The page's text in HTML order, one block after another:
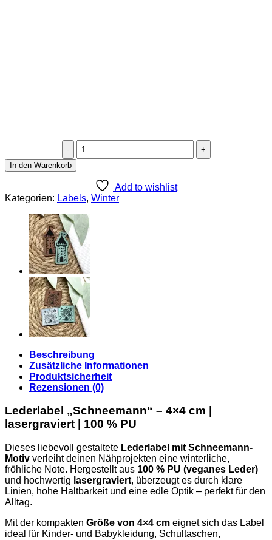
Lederlabel
Schneemann
Menge
In den Warenkorb
Add to wishlist
Kategorien: Labels, Winter
Beschreibung
Zusätzliche Informationen
Produktsicherheit
Rezensionen (0)
Lederlabel „Schneemann“ – 4×4 cm |
lasergraviert | 100 % PU
Dieses liebevoll gestaltete Lederlabel mit Schneemann-
Motiv verleiht deinen Nähprojekten eine winterliche,
fröhliche Note. Hergestellt aus 100 % PU (veganes Leder)
und hochwertig lasergraviert, überzeugt es durch klare
Linien, hohe Haltbarkeit und eine edle Optik – perfekt für den
Alltag.
Mit der kompakten Größe von 4×4 cm eignet sich das Label
ideal für Kinder- und Babykleidung, Schultaschen,